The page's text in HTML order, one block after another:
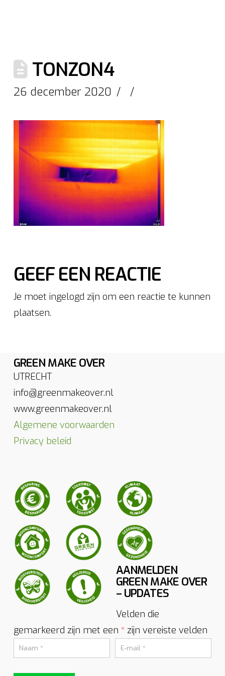
TONZON4
26 december 2020
GEEF EEN REACTIE
Je moet ingelogd zijn om een reactie te kunnen
plaatsen.
GREEN MAKE OVER
UTRECHT
info@greenmakeover.nl
www.greenmakeover.nl
Algemene voorwaarden
Privacy beleid
AANMELDEN
GREEN MAKE OVER
– UPDATES
Velden die
gemarkeerd zijn met een *zijn vereiste velden